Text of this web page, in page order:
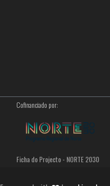
Cofinanciado por:
Ficha do Projecto - NORTE 2030